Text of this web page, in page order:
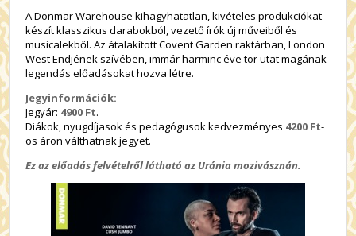
A Donmar Warehouse kihagyhatatlan, kivételes produkciókat
készít klasszikus darabokból, vezető írók új műveiből és
musicalekből. Az átalakított Covent Garden raktárban, London
West Endjének szívében, immár harminc éve tör utat magának
legendás előadásokat hozva létre.
Jegyinformációk:
Jegyár: 4900 Ft.
Diákok, nyugdíjasok és pedagógusok kedvezményes 4200 Ft-
os áron válthatnak jegyet.
Ez az előadás felvételről látható az Uránia mozivásznán.